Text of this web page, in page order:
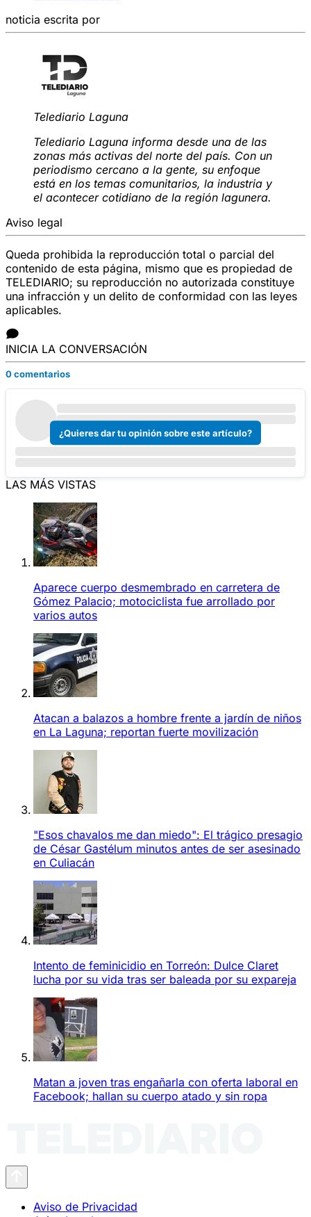
noticia escrita por
Telediario Laguna
Telediario Laguna informa desde una de las
zonas más activas del norte del país. Con un
periodismo cercano a la gente, su enfoque
está en los temas comunitarios, la industria y
el acontecer cotidiano de la región lagunera.
Aviso legal
Queda prohibida la reproducción total o parcial del
contenido de esta página, mismo que es propiedad de
TELEDIARIO; su reproducción no autorizada constituye
una infracción y un delito de conformidad con las leyes
aplicables.
INICIA LA CONVERSACIÓN
0 comentarios
¿Quieres dar tu opinión sobre este artículo?
LAS MÁS VISTAS
Aparece cuerpo desmembrado en carretera de
Gómez Palacio; motociclista fue arrollado por
varios autos
Atacan a balazos a hombre frente a jardín de niños
en La Laguna; reportan fuerte movilización
"Esos chavalos me dan miedo": El trágico presagio
de César Gastélum minutos antes de ser asesinado
en Culiacán
Intento de feminicidio en Torreón: Dulce Claret
lucha por su vida tras ser baleada por su expareja
Matan a joven tras engañarla con oferta laboral en
Facebook; hallan su cuerpo atado y sin ropa
Aviso de Privacidad